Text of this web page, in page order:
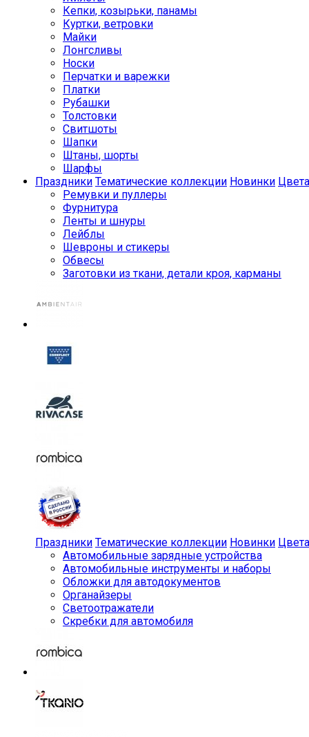
Кепки, козырьки, панамы
Куртки, ветровки
Майки
Лонгсливы
Носки
Перчатки и варежки
Платки
Рубашки
Толстовки
Свитшоты
Шапки
Штаны, шорты
Шарфы
Праздники Тематические коллекции Новинки Цвета
Ремувки и пуллеры
Фурнитура
Ленты и шнуры
Лейблы
Шевроны и стикеры
Обвесы
Заготовки из ткани, детали кроя, карманы
Праздники Тематические коллекции Новинки Цвета
Автомобильные зарядные устройства
Автомобильные инструменты и наборы
Обложки для автодокументов
Органайзеры
Светоотражатели
Скребки для автомобиля